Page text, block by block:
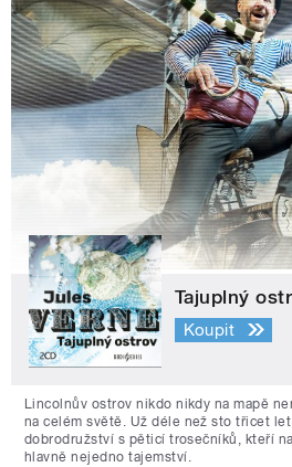
Tajuplný
Koupit
Lincolnův ostrov nikdo nikdy na mapě
na celém světě. Už déle než sto třicet
dobrodružství s pěticí trosečníků, kteří
hlavně nejedno tajemství.